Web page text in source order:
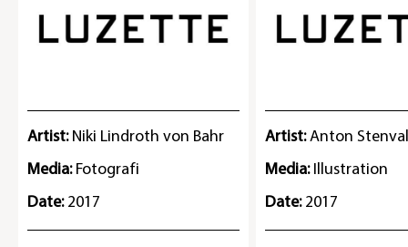
Artist: Niki Lindroth von Bahr
Media: Fotografi
Date: 2017
Artist:Anton
Media: Illustration
Date: 2017